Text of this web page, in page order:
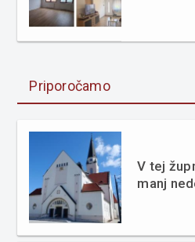
Priporočamo
V tej
manj